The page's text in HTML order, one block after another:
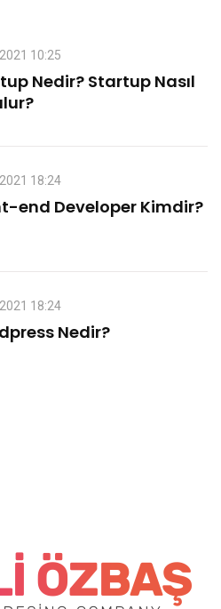
10:25
Nedir? Startup Nasıl
18:24
end Developer Kimdir?
18:24
Nedir?